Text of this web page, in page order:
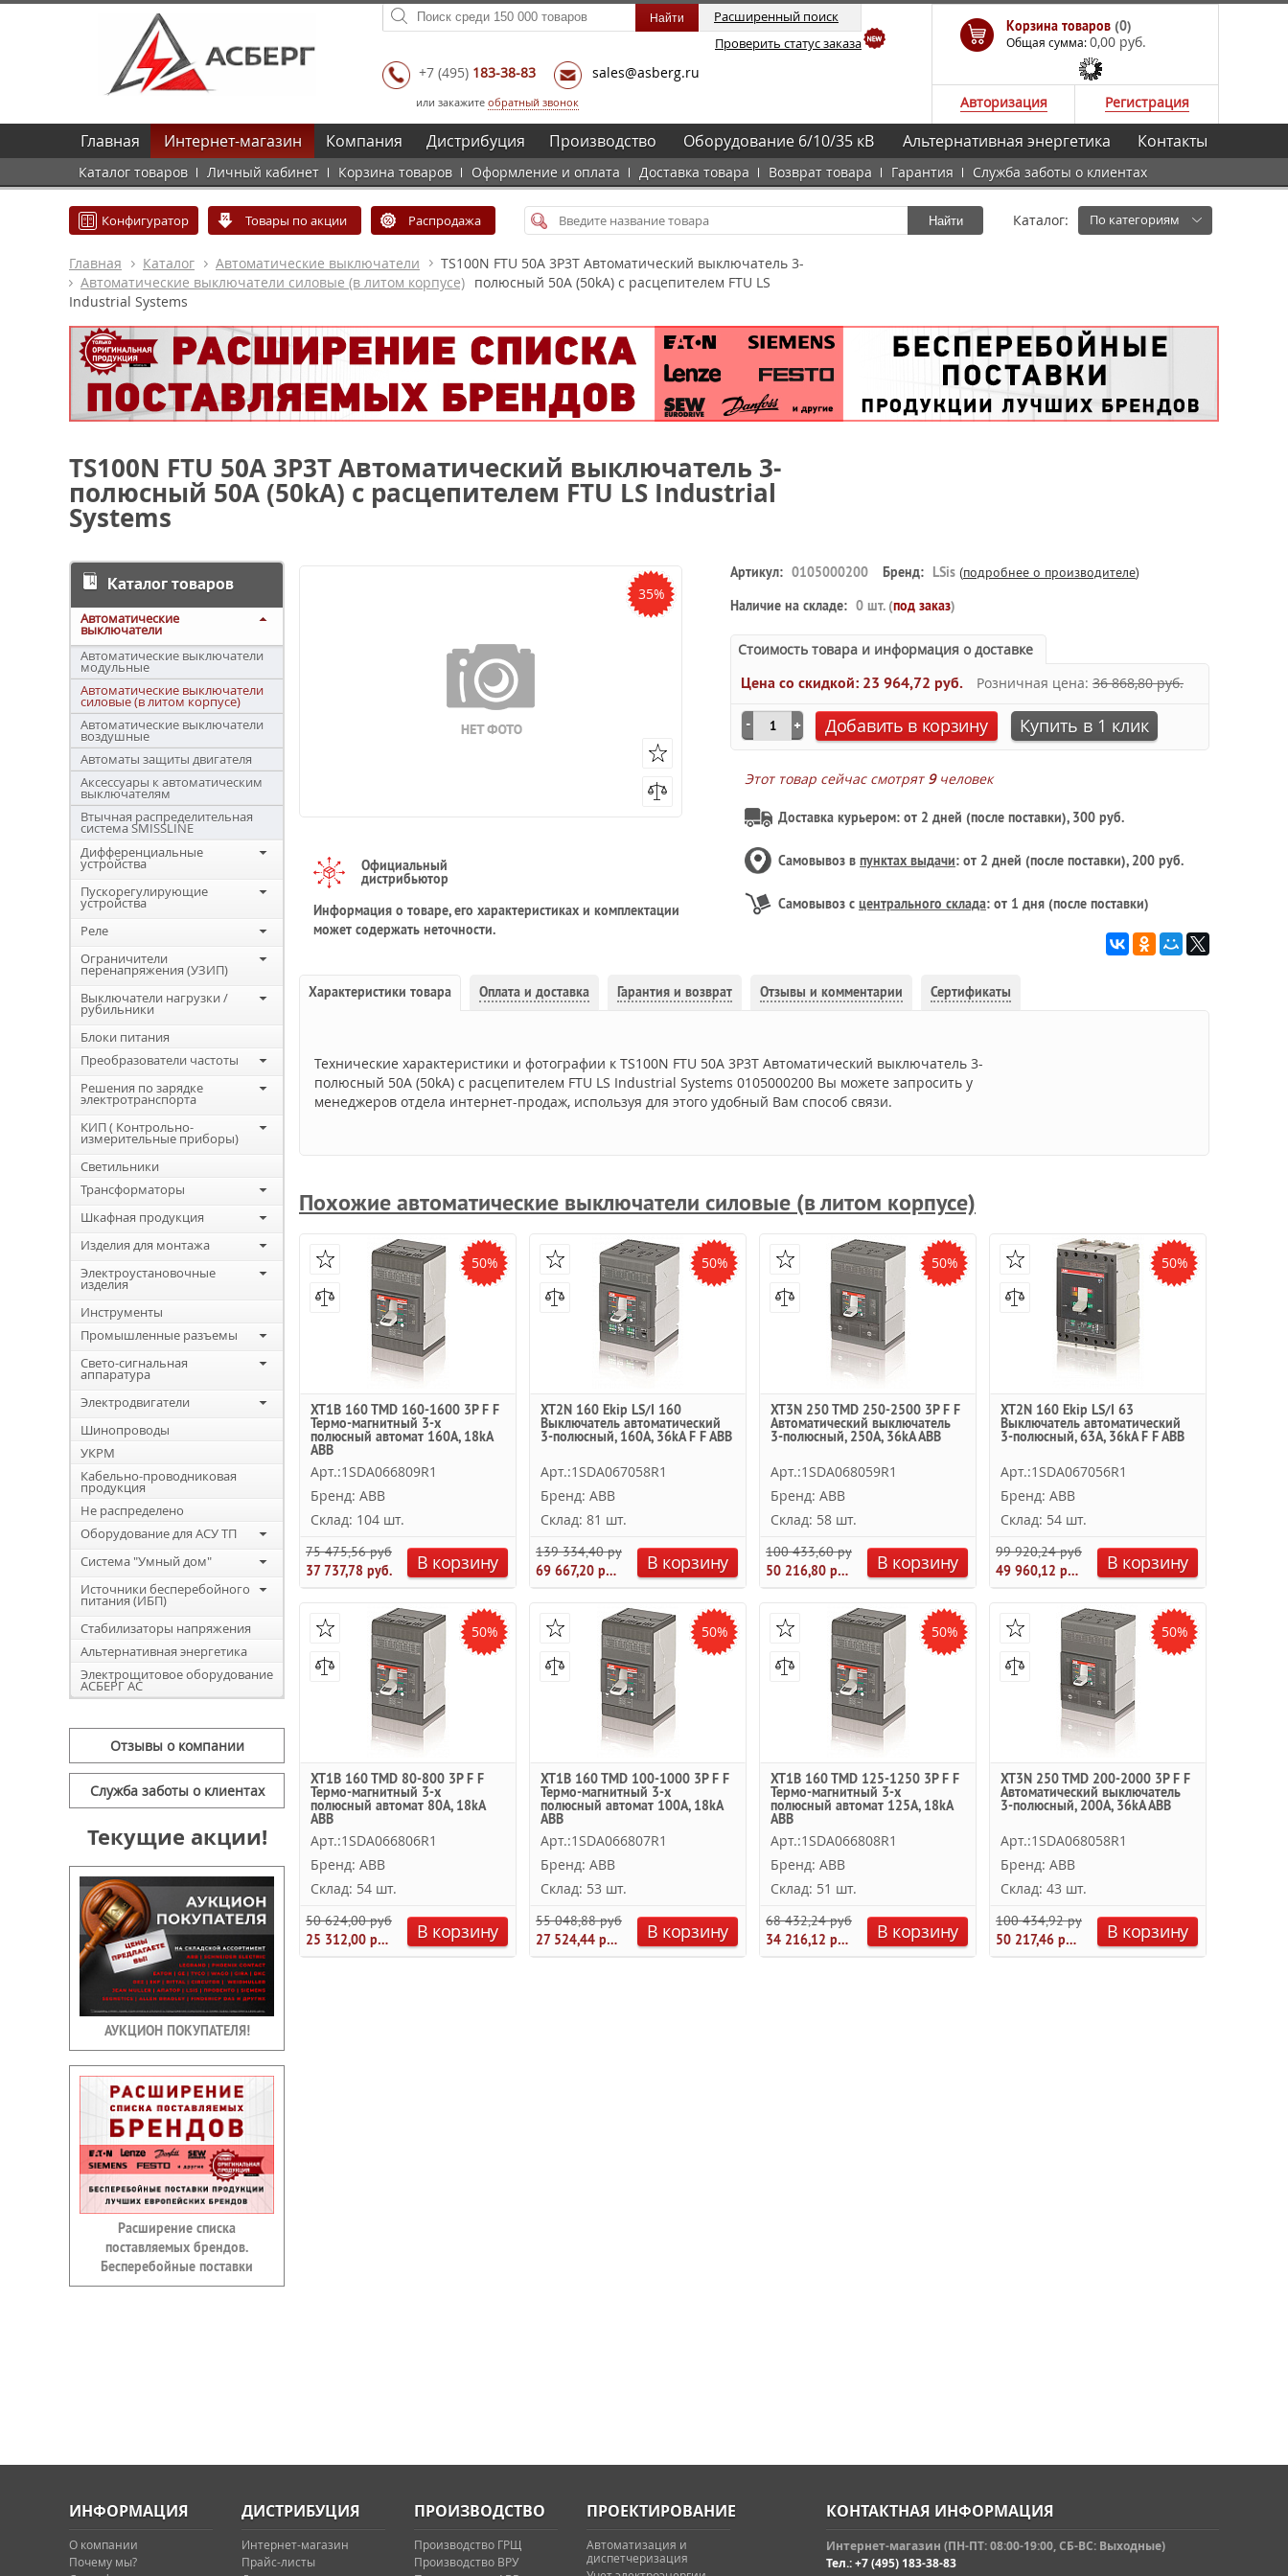
Расширенный поиск
Проверить статус заказа
+7 (495) 183-38-83 sales@asberg.ru
или закажите обратный звонок
Корзина товаров (0)
Общая сумма:0,00 руб.
Авторизация Регистрация
Главная Интернет-магазин
Каталог товаров Личный кабинет Корзина товаров Оформление и оплата Доставка товара Возврат товара Гарантия Служба заботы о клиентах
Компания Дистрибуция Производство Оборудование 6/10/35 кВ Альтернативная энергетика Контакты
Конфигуратор Товары по акции Распродажа Найти Каталог: По категориям
Главная Каталог
Автоматические выключатели
Автоматические выключатели силовые (в литом корпусе)
TS100N FTU 50A 3P3T Автоматический выключатель 3-
полюсный 50А (50kA) с расцепителем FTU LS
Industrial Systems
TS100N FTU 50A 3P3T Автоматический выключатель 3-
полюсный 50А (50kA) с расцепителем FTU LS Industrial
Systems
Каталог товаров
Автоматические
выключатели
Автоматические выключатели
модульные
Автоматические выключатели
силовые (в литом корпусе)
Автоматические выключатели
воздушные
Автоматы защиты двигателя
Аксессуары к автоматическим
выключателям
Втычная распределительная
система SMISSLINE
Дифференциальные
устройства
Пускорегулирующие
устройства
Реле
Ограничители
перенапряжения (УЗИП)
Выключатели нагрузки /
рубильники
Блоки питания
Преобразователи частоты
Решения по зарядке
электротранспорта
КИП ( Контрольно-
измерительные приборы)
Светильники
Трансформаторы
Шкафная продукция
Изделия для монтажа
Электроустановочные
изделия
Инструменты
Промышленные разъемы
Свето-сигнальная
аппаратура
Электродвигатели
Шинопроводы
УКРМ
Кабельно-проводниковая
продукция
Не распределено
Оборудование для АСУ ТП
Система "Умный дом"
Источники бесперебойного
питания (ИБП)
Стабилизаторы напряжения
Альтернативная энергетика
Электрощитовое оборудование
АСБЕРГ АС
Отзывы о компании
Служба заботы о клиентах
Текущие акции!
АУКЦИОН ПОКУПАТЕЛЯ!
Расширение списка
поставляемых брендов.
Бесперебойные поставки
35%
Официальный
дистрибьютор
Информация о товаре, его характеристиках и комплектации
может содержать неточности.
Артикул: 0105000200 Бренд: LSis (подробнее о производителе)
Наличие на складе: 0 шт. (под заказ)
Стоимость товара и информация о доставке
Цена со скидкой: 23 964,72 руб. Розничная цена: 36 868,80 руб.
Добавить в корзину Купить в 1 клик
Этот товар сейчас смотрят 9человек
Доставка курьером: от 2 дней (после поставки), 300 руб.
Самовывоз в пунктах выдачи: от 2 дней (после поставки), 200 руб.
Самовывоз с центрального склада: от 1 дня (после поставки)
Характеристики товара Оплата и доставка Гарантия и возврат Отзывы и комментарии Сертификаты
Технические характеристики и фотографии к TS100N FTU 50A 3P3T Автоматический выключатель 3-
полюсный 50А (50kA) с расцепителем FTU LS Industrial Systems 0105000200 Вы можете запросить у
менеджеров отдела интернет-продаж, используя для этого удобный Вам способ связи.
Похожие автоматические выключатели силовые (в литом корпусе)
50%
XT1B 160 TMD 160-1600 3P F F
Термо-магнитный 3-х
полюсный автомат 160А, 18kA
ABB
Арт.:1SDA066809R1
Бренд: ABB
Склад: 104 шт.
75 475,56 руб.
37 737,78 руб.
В корзину
50%
XT2N 160 Ekip LS/I 160
Выключатель автоматический
3-полюсный, 160А, 36kA F F ABB
Арт.:1SDA067058R1
Бренд: ABB
Склад: 81 шт.
139 334,40 руб.
69 667,20 руб.
В корзину
50%
XT3N 250 TMD 250-2500 3P F F
Автоматический выключатель
3-полюсный, 250А, 36kA ABB
Арт.:1SDA068059R1
Бренд: ABB
Склад: 58 шт.
100 433,60 руб.
50 216,80 руб.
В корзину
50%
XT2N 160 Ekip LS/I 63
Выключатель автоматический
3-полюсный, 63А, 36kA F F ABB
Арт.:1SDA067056R1
Бренд: ABB
Склад: 54 шт.
99 920,24 руб.
49 960,12 руб.
В корзину
50%
XT1B 160 TMD 80-800 3P F F
Термо-магнитный 3-х
полюсный автомат 80А, 18kA
ABB
Арт.:1SDA066806R1
Бренд: ABB
Склад: 54 шт.
50 624,00 руб.
25 312,00 руб.
В корзину
50%
XT1B 160 TMD 100-1000 3P F F
Термо-магнитный 3-х
полюсный автомат 100А, 18kA
ABB
Арт.:1SDA066807R1
Бренд: ABB
Склад: 53 шт.
55 048,88 руб.
27 524,44 руб.
В корзину
50%
XT1B 160 TMD 125-1250 3P F F
Термо-магнитный 3-х
полюсный автомат 125А, 18kA
ABB
Арт.:1SDA066808R1
Бренд: ABB
Склад: 51 шт.
68 432,24 руб.
34 216,12 руб.
В корзину
50%
XT3N 250 TMD 200-2000 3P F F
Автоматический выключатель
3-полюсный, 200А, 36kA ABB
Арт.:1SDA068058R1
Бренд: ABB
Склад: 43 шт.
100 434,92 руб.
50 217,46 руб.
В корзину
ИНФОРМАЦИЯ
О компании
Почему мы?
ДИСТРИБУЦИЯ
Интернет-магазин
Прайс-листы
ПРОИЗВОДСТВО
Производство ГРЩ
Производство ВРУ
ПРОЕКТИРОВАНИЕ
Автоматизация и
диспетчеризация
КОНТАКТНАЯ ИНФОРМАЦИЯ
Интернет-магазин (ПН-ПТ: 08:00-19:00, СБ-ВС: Выходные)
Тел.: +7 (495) 183-38-83